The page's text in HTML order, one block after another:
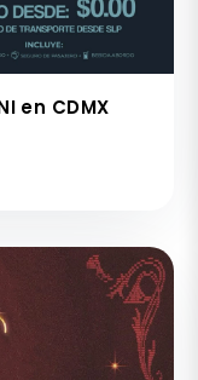
en CDMX